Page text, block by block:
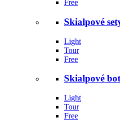
Free
Skialpové
Light
Tour
Free
Skialpové
Light
Tour
Free